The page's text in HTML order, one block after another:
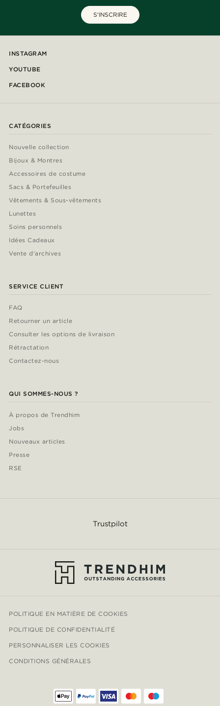
S'INSCRIRE
INSTAGRAM
YOUTUBE
FACEBOOK
CATÉGORIES
Nouvelle collection
Bijoux & Montres
Accessoires de costume
Sacs & Portefeuilles
Vêtements & Sous-vêtements
Lunettes
Soins personnels
Idées Cadeaux
Vente d'archives
SERVICE CLIENT
FAQ
Retourner un article
Consulter les options de livraison
Rétractation
Contactez-nous
QUI SOMMES-NOUS ?
À propos de Trendhim
Jobs
Nouveaux articles
Presse
RSE
Trustpilot
POLITIQUE EN MATIÈRE DE COOKIES
POLITIQUE DE CONFIDENTIALITÉ
PERSONNALISER LES COOKIES
CONDITIONS GÉNÉRALES